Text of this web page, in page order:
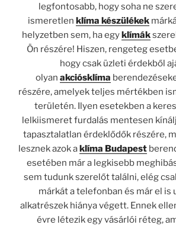
legfontosabb, hogy soha ne
ismeretlen klíma készülékek
helyzetben sem, ha egyklímák
Ön részére! Hiszen, rengeteg
hogy csak üzleti érdekből
olyan akciósklíma
részére, amelyek teljes mértékben
területén. Ilyen esetekben a
lelkiismeret furdalás mentesen
tapasztalatlan érdeklődők részére,
lesznek azok aklíma Budapest
esetében már a legkisebb
sem tudunk szerelőt találni, elég
márkát a telefonban és már el is
alkatrészek hiánya végett. Ennek
évre létezik egy vásárlói réteg,